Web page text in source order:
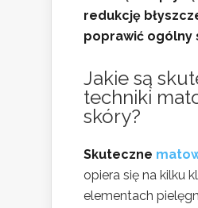
redukcję
poprawić ogólny
Jakie są
techniki
skóry?
Skuteczne
opiera się na kilku
elementach